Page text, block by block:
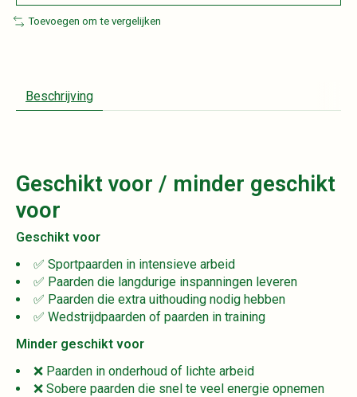
Toevoegen om te vergelijken
Beschrijving
Geschikt voor / minder geschikt
voor
Geschikt voor
✅ Sportpaarden in intensieve arbeid
✅ Paarden die langdurige inspanningen leveren
✅ Paarden die extra uithouding nodig hebben
✅ Wedstrijdpaarden of paarden in training
Minder geschikt voor
❌ Paarden in onderhoud of lichte arbeid
❌ Sobere paarden die snel te veel energie opnemen